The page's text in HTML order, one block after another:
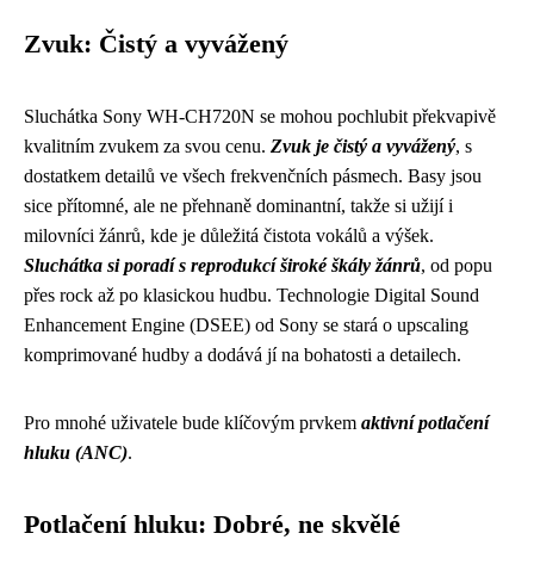
Zvuk: Čistý a vyvážený
Sluchátka Sony WH-CH720N se mohou pochlubit překvapivě
kvalitním zvukem za svou cenu. Zvuk je čistý a vyvážený, s
dostatkem detailů ve všech frekvenčních pásmech. Basy jsou
sice přítomné, ale ne přehnaně dominantní, takže si užijí i
milovníci žánrů, kde je důležitá čistota vokálů a výšek.
Sluchátka si poradí s reprodukcí široké škály žánrů, od popu
přes rock až po klasickou hudbu. Technologie Digital Sound
Enhancement Engine (DSEE) od Sony se stará o upscaling
komprimované hudby a dodává jí na bohatosti a detailech.
Pro mnohé uživatele bude klíčovým prvkem aktivní potlačení
hluku (ANC).
Potlačení hluku: Dobré, ne skvělé